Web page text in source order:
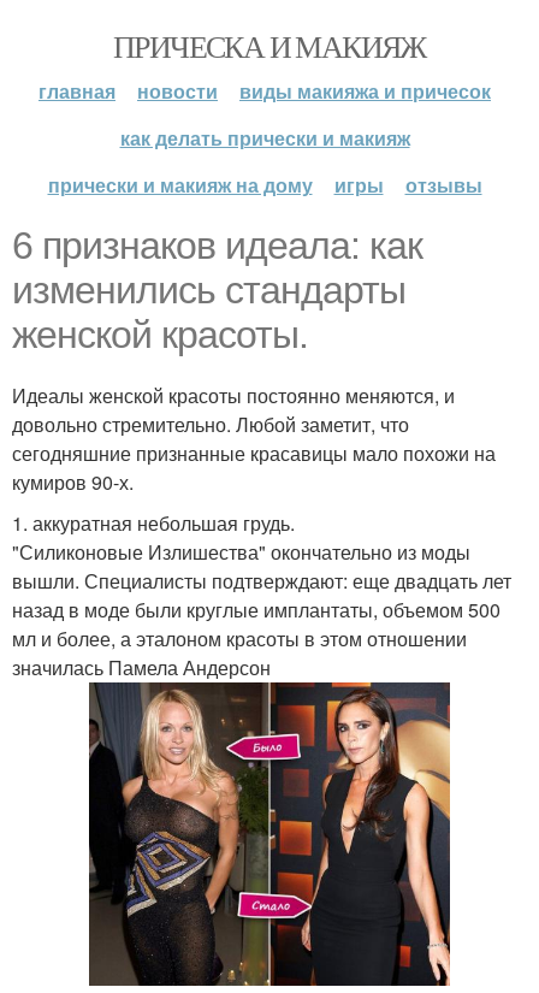
ПРИЧЕСКА И МАКИЯЖ
главная новости
виды макияжа и причесок
как делать прически и макияж
прически и макияж на дому
игры отзывы
6 признаков идеала: как
изменились стандарты
женской красоты.
Идеалы женской красоты постоянно меняются, и
довольно стремительно. Любой заметит, что
сегодняшние признанные красавицы мало похожи на
кумиров 90-х.
1. аккуратная небольшая грудь.
"Силиконовые Излишества" окончательно из моды
вышли. Специалисты подтверждают: еще двадцать лет
назад в моде были круглые имплантаты, объемом 500
мл и более, а эталоном красоты в этом отношении
значилась Памела Андерсон